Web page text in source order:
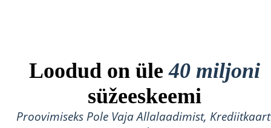
Loodud on üle40 miljoni
süžeeskeemi
Proovimiseks Pole Vaja Allalaadimist,